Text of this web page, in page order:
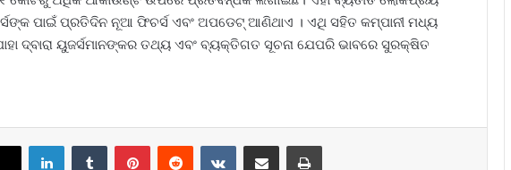
ପାଇଁ ପ୍ରତିଦିନ ନୂଆ ଫିଚର୍ସ ଏବଂ ଅପଡେଟ୍ ଆଣିଥାଏ । ଏଥି ସହିତ କମ୍ପାନୀ ମଧ୍ୟ
ଦ୍ବାରା ୟୁଜର୍ସମାନଙ୍କର ତଥ୍ୟ ଏବଂ ବ୍ୟକ୍ତିଗତ ସୂଚନା ଯେପରି ଭାବରେ ସୁରକ୍ଷିତ